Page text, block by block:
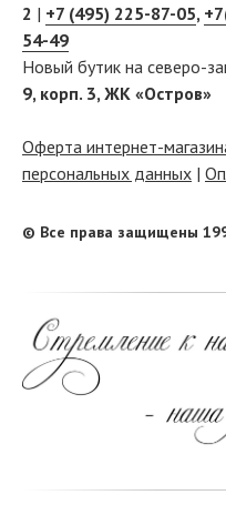
2 | +7 (495) 225-87-05,
54-49
Новый бутик на северо-
9, корп. 3, ЖК «Остров»
Оферта интернет-
персональных данных |
© Все права защищены